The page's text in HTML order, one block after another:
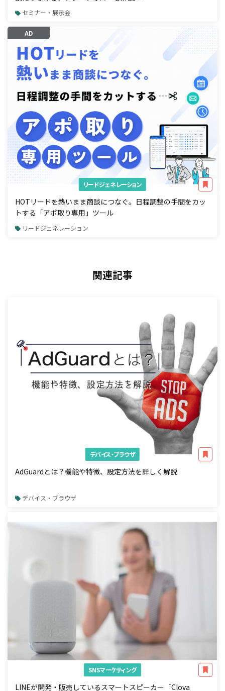
セミナー・展示会
AD
リードジェネレーション
HOTリードを熱いまま商談につなぐ。日程調整の手間をカッ
トする「アポ取り専用」ツール
リードジェネレーション
関連記事
デバイス・ブラウザ
AdGuardとは？機能や特徴、設定方法を詳しく解説
デバイス・ブラウザ
SNSマーケティング
LINEが開発・販売しているスマートスピーカー「Clova